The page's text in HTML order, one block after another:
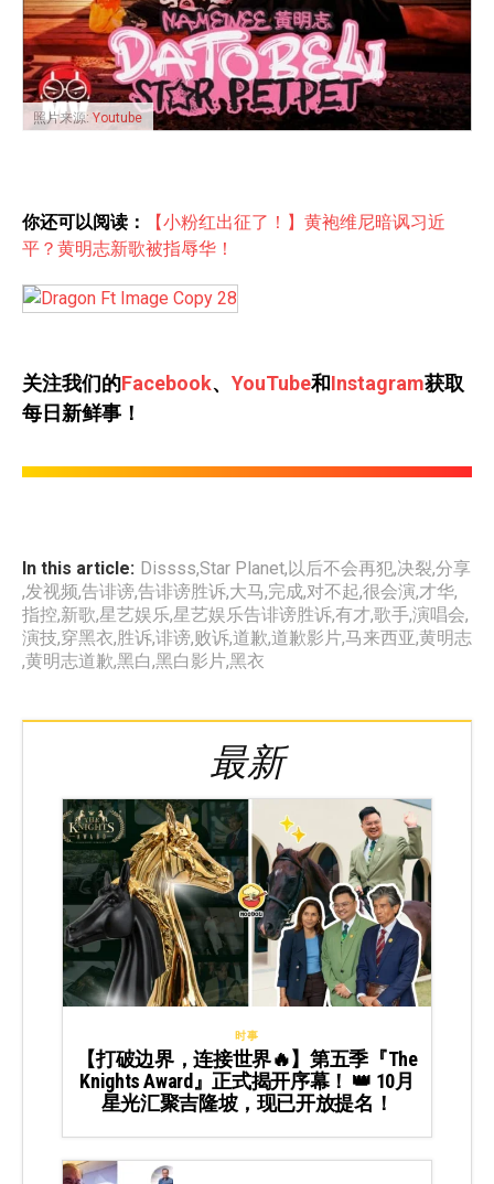
照片来源: Youtube
你还可以阅读：
【小粉红出征了！】黄袍维尼暗讽习近
平？黄明志新歌被指辱华！
关注我们的Facebook、 YouTube和Instagram获取
每日新鲜事！
In this article: Dissss,Star Planet,以后不会再犯,决裂,分享
,发视频,告诽谤,告诽谤胜诉,大马,完成,对不起,很会演,才华,
指控,新歌,星艺娱乐,星艺娱乐告诽谤胜诉,有才,歌手,演唱会,
演技,穿黑衣,胜诉,诽谤,败诉,道歉,道歉影片,马来西亚,黄明志
,黄明志道歉,黑白,黑白影片,黑衣
最新
时事
【打破边界，连接世界🔥】第五季『The
Knights Award』正式揭开序幕！ 👑 10月
星光汇聚吉隆坡，现已开放提名！